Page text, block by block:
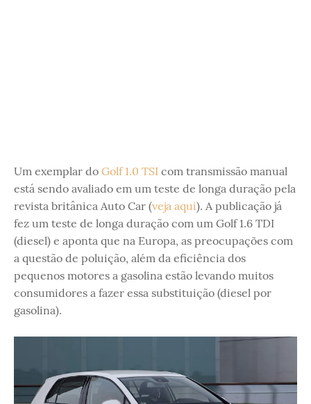
Um exemplar do Golf 1.0 TSI com transmissão manual
está sendo avaliado em um teste de longa duração pela
revista britânica Auto Car (veja aqui). A publicação já
fez um teste de longa duração com um Golf 1.6 TDI
(diesel) e aponta que na Europa, as preocupações com
a questão de poluição, além da eficiência dos
pequenos motores a gasolina estão levando muitos
consumidores a fazer essa substituição (diesel por
gasolina).